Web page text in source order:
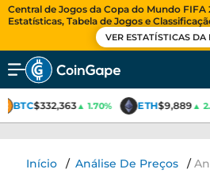
Central de Jogos da Copa do Mundo FIFA
Estatísticas, Tabela de Jogos e
VER ESTATÍSTICAS DA
BTC$332,363▲ 1.70% ETH$9,889▲
Início / Análise De Preços /